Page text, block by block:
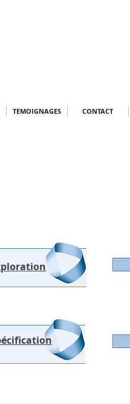
TEMOIGNAGES CONTACT